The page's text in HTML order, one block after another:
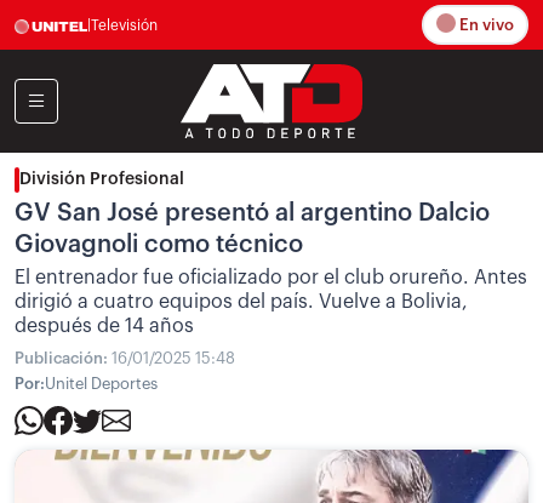
Televisión En vivo
División Profesional
GV San José presentó al argentino Dalcio
Giovagnoli como técnico
El entrenador fue oficializado por el club orureño. Antes
dirigió a cuatro equipos del país. Vuelve a Bolivia,
después de 14 años
Publicación: 16/01/2025 15:48
Por:Unitel Deportes